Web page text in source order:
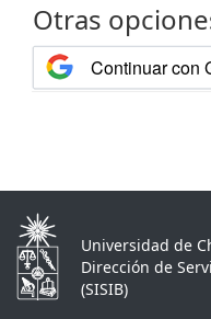
Otras
Continuar con
Universidad de
Dirección de
(SISIB)